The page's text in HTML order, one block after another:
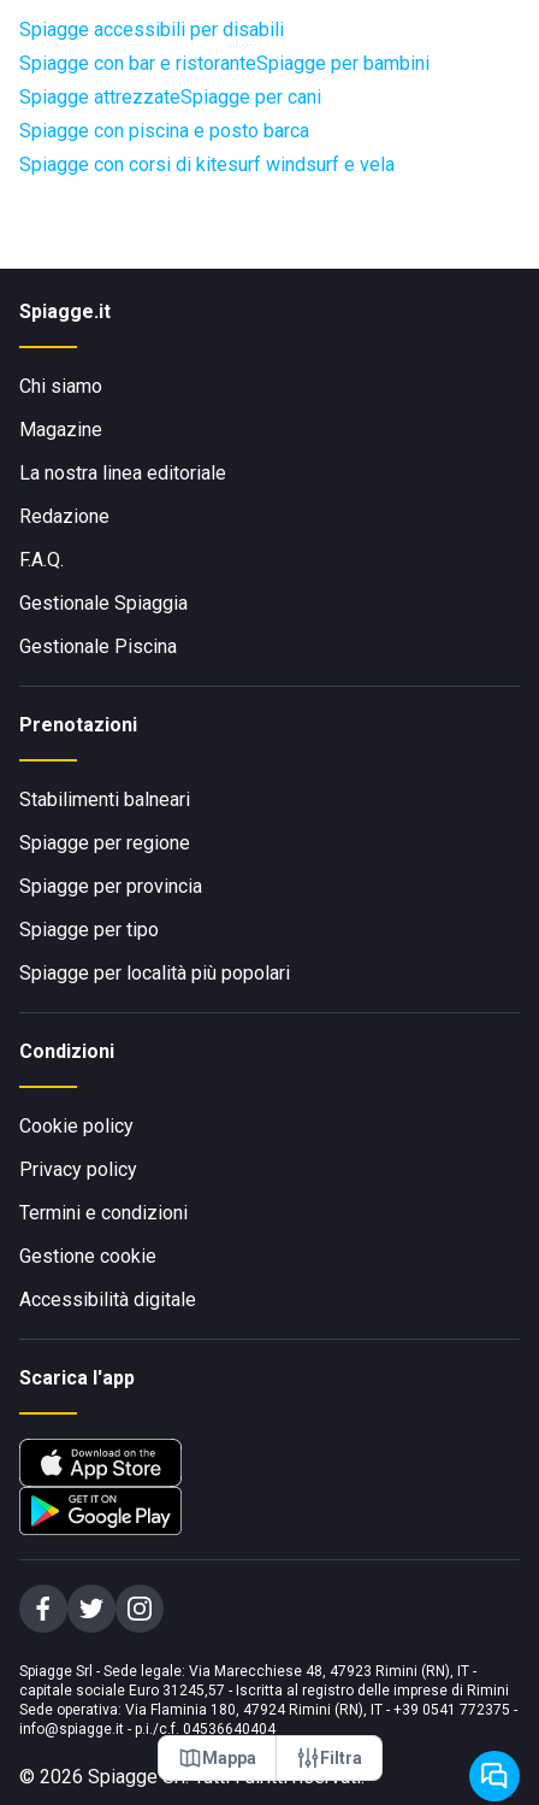
Mappa Filtra
Spiagge accessibili per disabili
Spiagge con bar e ristoranteSpiagge per bambini
Spiagge attrezzateSpiagge per cani
Spiagge con piscina e posto barca
Spiagge con corsi di kitesurf windsurf e vela
Spiagge.it
Chi siamo
Magazine
La nostra linea editoriale
Redazione
F.A.Q.
Gestionale Spiaggia
Gestionale Piscina
Prenotazioni
Stabilimenti balneari
Spiagge per regione
Spiagge per provincia
Spiagge per tipo
Spiagge per località più popolari
Condizioni
Cookie policy
Privacy policy
Termini e condizioni
Gestione cookie
Accessibilità digitale
Scarica l'app
Spiagge Srl - Sede legale: Via Marecchiese 48, 47923 Rimini (RN), IT -
capitale sociale Euro 31245,57 - Iscritta al registro delle imprese di Rimini
Sede operativa: Via Flaminia 180, 47924 Rimini (RN), IT - +39 0541 772375 -
info@spiagge.it - p.i./c.f. 04536640404
© 2026 Spiagge Srl. Tutti i diritti riservati.